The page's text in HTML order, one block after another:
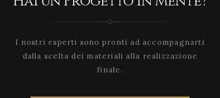
I nostri esperti sono pronti ad accompagnarti
dalla scelta dei materiali alla realizzazione
finale.